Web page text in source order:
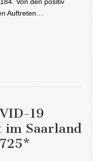
Von den positiv
Auftreten…
19
Saarland